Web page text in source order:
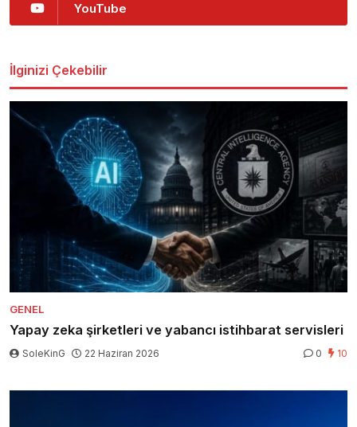
YouTube
İlginizi Çekebilir
GENEL
Yapay zeka şirketleri ve yabancı istihbarat servisleri
SoleKinG 22 Haziran 2026 0 10